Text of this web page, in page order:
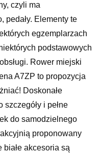
czyli ma
pedały. Elementy te
egzemplarzach
podstawowych
Rower miejski
A7ZP to propozycja
Doskonałe
szczegóły i pełne
do samodzielnego
proponowany
białe akcesoria są